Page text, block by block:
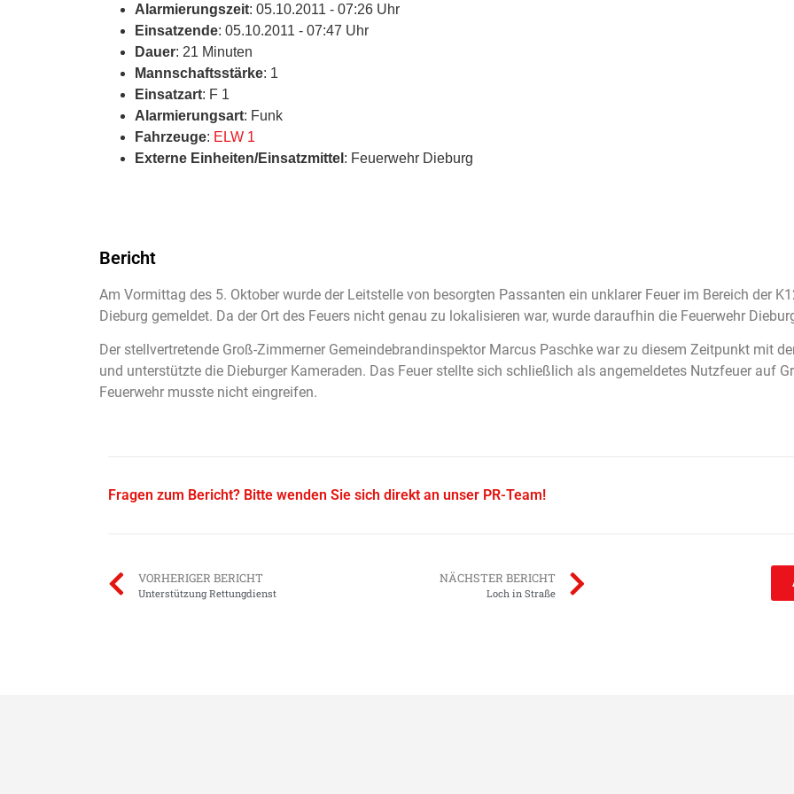
Alarmierungszeit: 05.10.2011 - 07:26 Uhr
Einsatzende: 05.10.2011 - 07:47 Uhr
Dauer: 21 Minuten
Mannschaftsstärke: 1
Einsatzart: F 1
Alarmierungsart: Funk
Fahrzeuge: ELW 1
Externe Einheiten/Einsatzmittel : Feuerwehr Dieburg
Bericht
Am Vormittag des 5. Oktober wurde der Leitstelle von besorgten Passanten ein unklarer Feuer im Bereich der
Dieburg gemeldet. Da der Ort des Feuers nicht genau zu lokalisieren war, wurde daraufhin die Feuerwehr
Der stellvertretende Groß-Zimmerner Gemeindebrandinspektor Marcus Paschke war zu diesem Zeitpunkt mit
und unterstützte die Dieburger Kameraden. Das Feuer stellte sich schließlich als angemeldetes Nutzfeuer auf
Feuerwehr musste nicht eingreifen.
Fragen zum Bericht? Bitte wenden Sie sich direkt an unser PR-Team!
VORHERIGER BERICHT
Unterstützung Rettungdienst
NÄCHSTER BERICHT
Loch in Straße